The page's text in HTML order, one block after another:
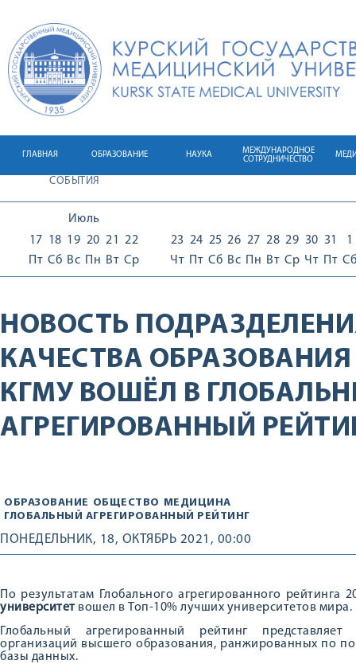
ГЛАВНАЯ ОБРАЗОВАНИЕ НАУКА
МЕЖДУНАРОДНОЕ
СОТРУДНИЧЕСТВО
СОБЫТИЯ
Июль
17
Пт
18
Сб
19
Вс
20
Пн
21
Вт
22
Ср
23
Чт
24
Пт
25
Сб
26
Вс
27
Пн
28
Вт
29
Ср
30
Чт
31
Пт
1
Сб
НОВОСТЬ
КАЧЕСТВА ОБРАЗОВАНИЯ
КГМУ ВОШЁЛ В
АГРЕГИРОВАННЫЙ
ОБРАЗОВАНИЕ ОБЩЕСТВО МЕДИЦИНА
ГЛОБАЛЬНЫЙ АГРЕГИРОВАННЫЙ РЕЙТИНГ
ПОНЕДЕЛЬНИК, 18, ОКТЯБРЬ 2021, 00:00
По результатам Глобального агрегированного рейтинга
университет вошел в Топ-10% лучших университетов мира.
Глобальный агрегированный рейтинг
организаций высшего образования, ранжированных по
базы данных.